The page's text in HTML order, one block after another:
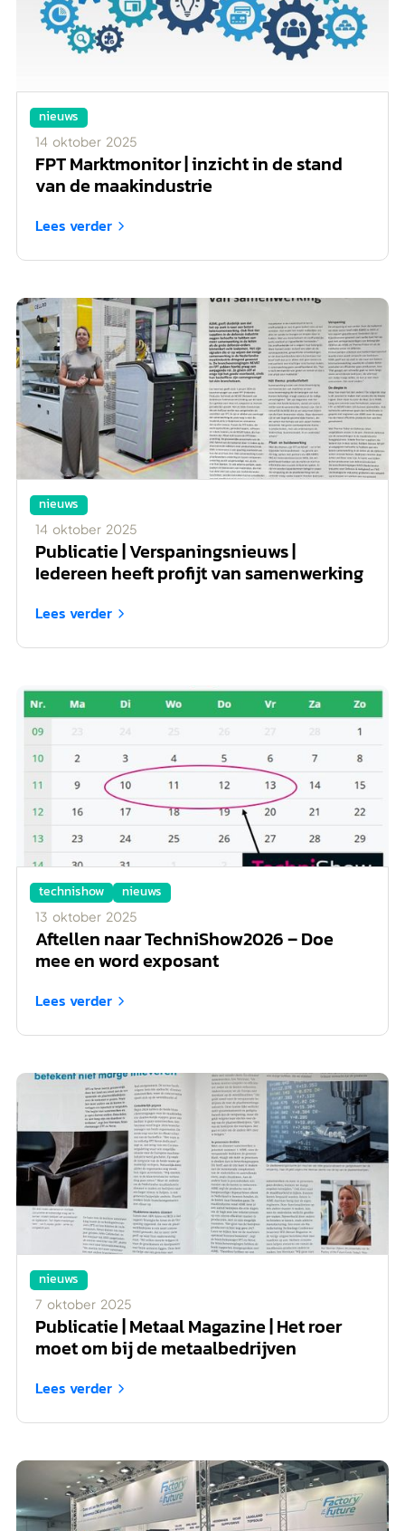
nieuws
14 oktober 2025
FPT Marktmonitor | inzicht in de stand
van de maakindustrie
Lees verder 
nieuws
14 oktober 2025
Publicatie | Verspaningsnieuws |
Iedereen heeft profijt van samenwerking
Lees verder 
technishow nieuws
13 oktober 2025
Aftellen naar TechniShow2026 – Doe
mee en word exposant
Lees verder 
nieuws
7 oktober 2025
Publicatie | Metaal Magazine | Het roer
moet om bij de metaalbedrijven
Lees verder 